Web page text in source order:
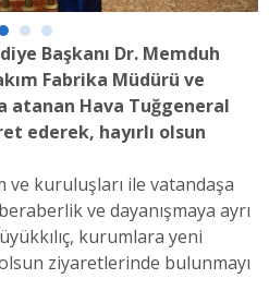
Başkanı Dr. Memduh
Fabrika Müdürü ve
atanan Hava Tuğgeneral
ederek, hayırlı olsun
kuruluşları ile vatandaşa
ve dayanışmaya ayrı
kurumlara yeni
ziyaretlerinde bulunmayı